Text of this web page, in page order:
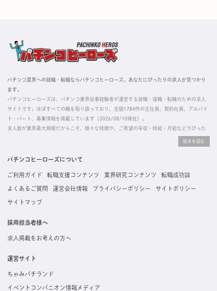
パチンコ業界への就職・転職ならパチンコヒーローズ。あなたにぴったりの求人が見つかり
ます。
パチンコヒーローズは、パチンコ業界従事経験者が運営する就職・復職・転職のための求人
サイトです。ほぼすべての職を取り扱っており、全国1784件の正社員、契約社員、アルバイ
ト・パート、募集情報を掲載しています（2026/08/10現在）。
求人数が業界最大規模だからこそ、様々な特徴や、ご希望の年収・時給・月給などでぴった
掲載している求人は、すべて契約法人様から寄せられた正規の求人情報です。応募いただい
た内容はすぐに直接事業所に届くためスムーズに転職・復職できます。
パチンコヒーローズについて
ご利用ガイド 転職支援コンテンツ 業界研究コンテンツ 転職成功談
よくあるご質問 運営会社情報 プライバシーポリシー サイトポリシー
サイトマップ
採用担当者様へ
求人掲載をお考えの方へ
運営サイト
ちゃみパチランド
イベントコンパニオン情報メディア